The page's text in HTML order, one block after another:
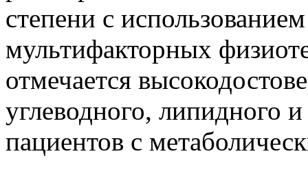
степени с
мультифакторных
отмечается
углеводного, липидного
пациентов с